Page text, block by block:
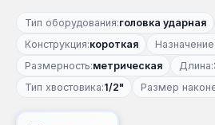
Тип оборудования:головка ударная
Конструкция:короткая Назначение:
Размерность:метрическая Длина:
Тип хвостовика:1/2" Размер